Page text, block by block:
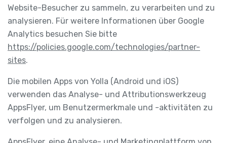
Website-Besucher zu sammeln, zu verarbeiten und zu
analysieren. Für weitere Informationen über Google
Analytics besuchen Sie bitte
https://policies.google.com/technologies/partner-
sites.
Die mobilen Apps von Yolla (Android und iOS)
verwenden das Analyse- und Attributionswerkzeug
AppsFlyer, um Benutzermerkmale und -aktivitäten zu
verfolgen und zu analysieren.